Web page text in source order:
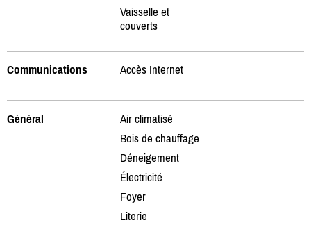
Vaisselle et
couverts
Communications Accès Internet
Général
Air climatisé
Bois de chauffage
Déneigement
Électricité
Foyer
Literie